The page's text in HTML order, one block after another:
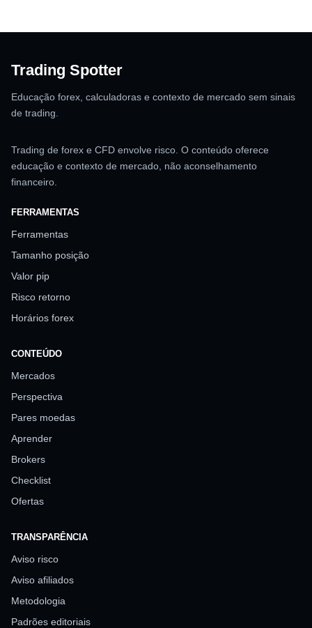
Trading Spotter
Educação forex, calculadoras e contexto de mercado sem sinais
de trading.
Trading de forex e CFD envolve risco. O conteúdo oferece
educação e contexto de mercado, não aconselhamento
financeiro.
FERRAMENTAS
Ferramentas
Tamanho posição
Valor pip
Risco retorno
Horários forex
CONTEÚDO
Mercados
Perspectiva
Pares moedas
Aprender
Brokers
Checklist
Ofertas
TRANSPARÊNCIA
Aviso risco
Aviso afiliados
Metodologia
Padrões editoriais